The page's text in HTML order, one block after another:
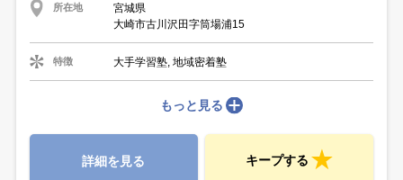
所在地
宮城県
大崎市古川沢田字筒場浦15
特徴 大手学習塾, 地域密着塾
もっと見る
詳細を見る キープする